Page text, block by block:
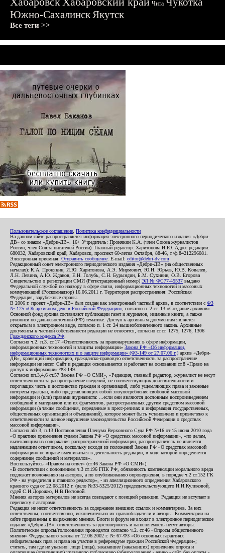
Чита
Южно-СахалинскЯкутск
Все теги >>
Пользовательское соглашение Политика конфиденциальности
На данном сайте распространяется информация электронного периодического издания «Дебри-
ДВ» со знаком «Дебри-ДВ». 16+ Учредитель: Пронякин К.А. (член Союза журналистов
России, член Союза писателей России). Главный редактор: Харитонова И.Ю. Адрес редакции:
680032, Хабаровский край, Хабаровск, проспект 60-летия Октября, 88-46, т./ф.84212296081.
Электронная приемная: Отправить сообщение . E-mail: editor@debri-dv.com
Редакционный совет электронного периодического издания «Дебри-ДВ» (на общественных
началах): К.А. Пронякин, И.Ю. Харитонова, А.Э. Мирмович, Ю.Н. Юрьев, Ю.В. Ковалев,
Л.Н. Левина, А.Ю. Жданов, Е.Н. Голубь, С.Н. Бурындин, Б.М. Сухинин, О.В. Егорова
Свидетельство о регистрации СМИ (Регистрационный номер) ЭЛ № ФС77-45537 выдано
Федеральной службой по надзору в сфере связи, информационных технологий и массовых
коммуникаций (Роскомнадзор) 16.06.2011 г. Территория распространения: Российская
Федерация, зарубежные страны.
В 2006 г. проект «Дебри-ДВ» был создан как электронный частный архив, в соответствии с ФЗ
№ 125 «Об архивном деле в Российской Федерации» , согласно п. 2 ст. 13 «Создание архивов».
Основной фонд архива составляют публикации газет и журналов, изданные книги, а также
рукописи по дальневосточной (РФ) тематике. Доступ к архивным документам является
открытым в электронном виде, согласно п. 1 ст. 24 вышеобозначенного закона. Архивные
документы к частной собственности редакции не относятся, согласно ст.ст. 1275, 1276, 1306
Гражданского кодекса РФ
Согласно ч.2. п.3. ст.17 «Ответственность за правонарушения в сфере информации,
информационных технологий и защиты информации» Закона РФ «Об информации,
информационных технологиях и о защите информации» (ФЗ-149 от 27.07.06 г.) архив «Дебри-
ДВ», хранящий информацию, гражданско-правовую ответственность за распространение
информации не несет. Сайт и редакция основываются и работают на основании ст.8 «Право на
доступ к информации» ФЗ-149.
Согласно пп.3,4,6 ст.57 Закона РФ «О СМИ», «Редакция, главный редактор, журналист не несут
ответственности за распространение сведений, не соответствующих действительности и
порочащих честь и достоинство граждан и организаций, либо ущемляющих права и законные
интересы граждан, либо представляющих собой злоупотребление свободой массовой
информации и (или) правами журналиста: ...если они являются дословным воспроизведением
сообщений и материалов или их фрагментов, распространенных другим средством массовой
информации (а также сообщения, переданные в пресс-релизах и информация государственных,
общественных организаций и объединений), которое может быть установлено и привлечено к
ответственности за данное нарушение законодательства Российской Федерации о средствах
массовой информации».
Согласно абз.3, п.13 Постановления Пленума Верховного Суда РФ №16 от 15 июня 2010 года
«О практике применения судами Закона РФ «О средствах массовой информации», «по делам,
вытекающим из содержания распространенной информации, распространитель не является
надлежащим ответчиком, поскольку исходя из положений Закона РФ «О средствах массовой
информации» не вправе вмешиваться в деятельность редакции, в ходе которой определяется
содержание сообщений и материалов».
Воспользуйтесь «Правом на ответ» (ст.46 Закона РФ «О СМИ»).
«В соответствии с положением ч.3 ст.196 ГПК РФ, обязанность компенсации морального вреда
подлежит возложению на авторов, а по опубликованию опровержения, в порядке ч.2 ст.152 ГК
РФ - на учредителя и главного редактор», - из апелляционного определения Хабаровского
краевого суда от 22.08.2012 г. (дело №33-5325/2012) председательствующего И.И.Куликовой,
судей С.И.Дорожко, Н.В.Пестовой.
Мнения авторов материалов не всегда совпадают с позицией редакции. Редакция не вступает в
переписку с авторами.
Редакция не несет ответственность за содержание внешних ссылок и комментариев. За них
ответственны, соответственно, исключительно их правообладатели и авторы. Комментарии на
сайте приравнены к выражению мнения. Блоги и форум не входят в электронное периодическое
издание «Дебри-ДВ», ответственность за достоверность и наполняемость несут авторы.
Политические опросы/голосования проводятся согласно ч.2. ст.46 «Опросы общественного
мнения» Федерального закона от 12.06.2002 г. № 67-ФЗ «Об основных гарантиях
избирательных прав и права на участие в референдуме граждан Российской Федерации»;
считать, там где не указано: лицо (лица), заказавшее (заказавших) проведение опроса и